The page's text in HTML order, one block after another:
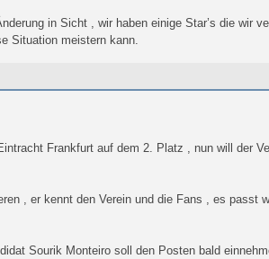
in Sicht , wir haben einige Star’s die wir
Situation meistern kann.
Frankfurt auf dem 2. Platz , nun will der
, er kennt den Verein und die Fans , es passt
Sourik Monteiro soll den Posten bald